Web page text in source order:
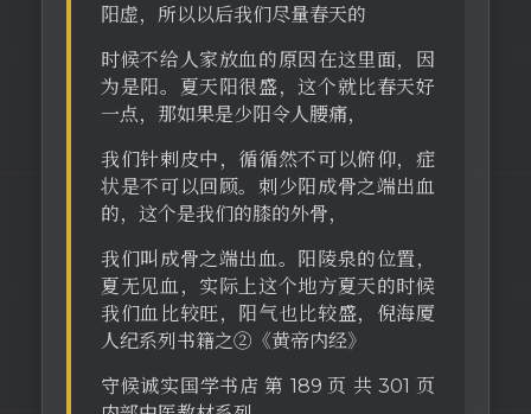
阳虚，所以以后我们尽量春天的
时候不给人家放血的原因在这里面，因
为是阳。夏天阳很盛，这个就比春天好
一点，那如果是少阳令人腰痛，
我们针剌皮中，循循然不可以俯仰，症
状是不可以回顾。刺少阳成骨之端出血
的，这个是我们的膝的外骨，
我们叫成骨之端出血。阳陵泉的位置，
夏无见血，实际上这个地方夏天的时候
我们血比较旺，阳气也比较盛，倪海厦
人纪系列书籍之②《黄帝内经》
守候诚实国学书店 第 189 页 共 301 页